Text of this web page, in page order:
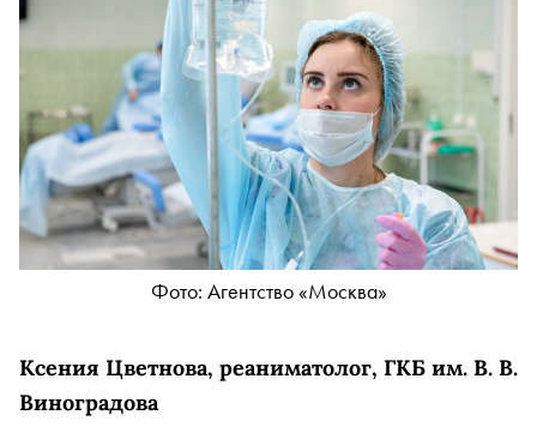
Фото: Агентство «Москва»
Ксения Цветнова, реаниматолог, ГКБ им. В. В.
Виноградова